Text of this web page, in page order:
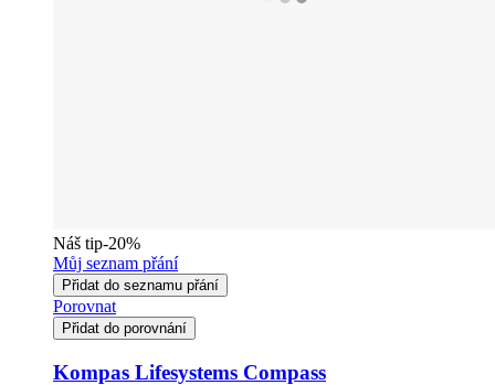
Náš tip-20%
Můj seznam přání
Přidat do seznamu přání
Porovnat
Přidat do porovnání
Kompas Lifesystems Compass